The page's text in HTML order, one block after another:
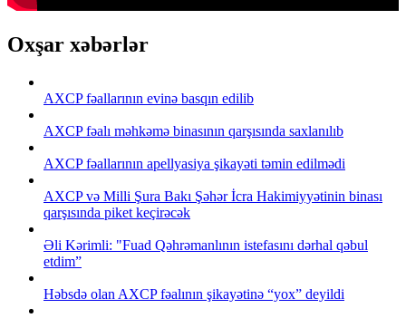
Oxşar xəbərlər
AXCP fəallarının evinə basqın edilib
AXCP fəalı məhkəmə binasının qarşısında saxlanılıb
AXCP fəallarının apellyasiya şikayəti təmin edilmədi
AXCP və Milli Şura Bakı Şəhər İcra Hakimiyyətinin binası
qarşısında piket keçirəcək
Əli Kərimli: "Fuad Qəhrəmanlının istefasını dərhal qəbul
etdim”
Həbsdə olan AXCP fəalının şikayətinə “yox” deyildi